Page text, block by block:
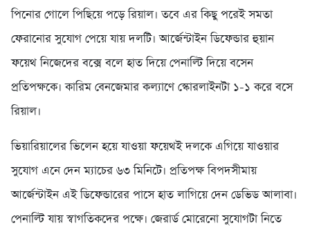
পিনোর গোলে পিছিয়ে পড়ে রিয়াল। তবে এর কিছু পরেই সমতা
ফেরানোর সুযোগ পেয়ে যায় দলটি। আর্জেন্টাইন ডিফেন্ডার হুয়ান
ফয়েথ নিজেদের বক্সে বলে হাত দিয়ে পেনাল্টি দিয়ে বসেন
প্রতিপক্ষকে। কারিম বেনজেমার কল্যাণে স্কোরলাইনটা ১-১ করে বসে
রিয়াল।
ভিয়ারিয়ালের ভিলেন হয়ে যাওয়া ফয়েথই দলকে এগিয়ে যাওয়ার
সুযোগ এনে দেন ম্যাচের ৬৩ মিনিটে। প্রতিপক্ষ বিপদসীমায়
আর্জেন্টাইন এই ডিফেন্ডারের পাসে হাত লাগিয়ে দেন ডেভিড আলাবা।
পেনাল্টি যায় স্বাগতিকদের পক্ষে। জেরার্ড মোরেনো সুযোগটা নিতে